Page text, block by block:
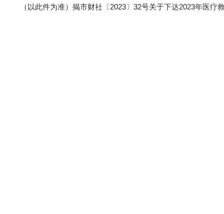
（以此件为准）揭市财社〔2023〕32号关于下达2023年医疗